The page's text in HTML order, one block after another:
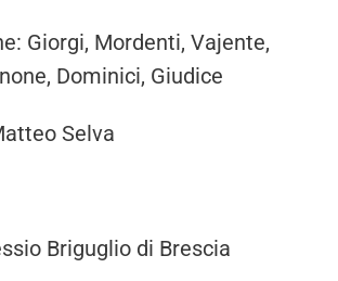
Giorgi, Mordenti, Vajente,
Dominici, Giudice
Selva
Briguglio di Brescia